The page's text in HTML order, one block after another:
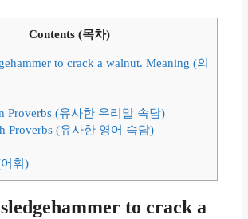
Contents (목차)
to crack a walnut. Meaning (의
Proverbs (유사한 우리말 속담)
Proverbs (유사한 영어 속담)
휘)
to crack a